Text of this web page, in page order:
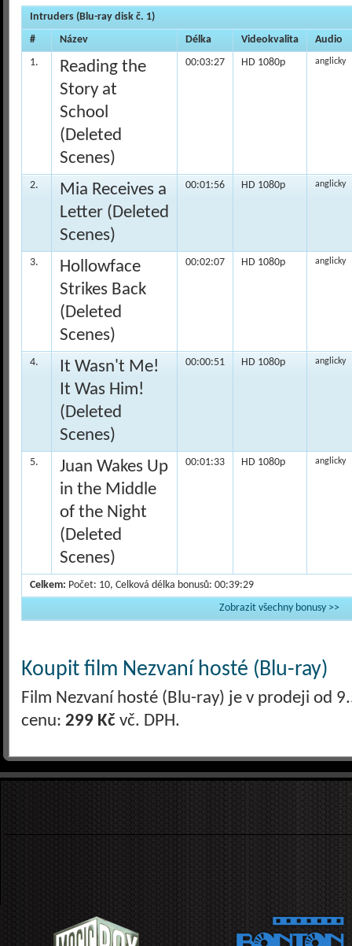
Intruders (Blu-ray disk č. 1)
#
Název Délka Videokvalita
Audio
1.
Reading the
Story at
School
(Deleted
Scenes)
00:03:27 HD 1080p anglicky
2.
Mia Receives a
Letter (Deleted
Scenes)
00:01:56 HD 1080p anglicky
3.
Hollowface
Strikes Back
(Deleted
Scenes)
00:02:07 HD 1080p anglicky
4.
It Wasn't Me!
It Was Him!
(Deleted
Scenes)
00:00:51 HD 1080p anglicky
5.
Juan Wakes Up
in the Middle
of the Night
(Deleted
Scenes)
00:01:33 HD 1080p anglicky
Celkem: Počet: 10, Celková délka bonusů: 00:39:29
Zobrazit všechny bonusy >>
Koupit film Nezvaní hosté (Blu-ray)
Film Nezvaní hosté (Blu-ray) je v prodeji od
cenu: 299 Kč vč. DPH.